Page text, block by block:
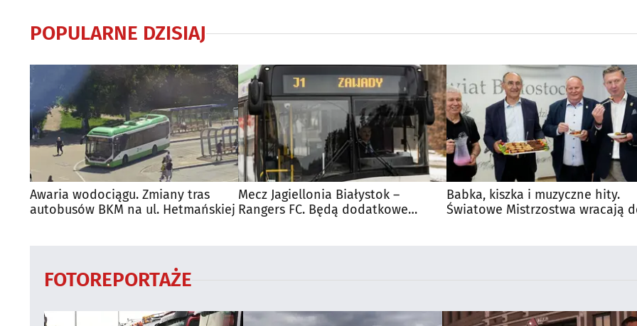
POPULARNE DZISIAJ
Awaria wodociągu. Zmiany tras
autobusów BKM na ul. Hetmańskiej
Mecz Jagiellonia Białystok –
Rangers FC. Będą dodatkowe
Babka, kiszka i muzyczne hity.
Światowe Mistrzostwa wracają
FOTOREPORTAŻE